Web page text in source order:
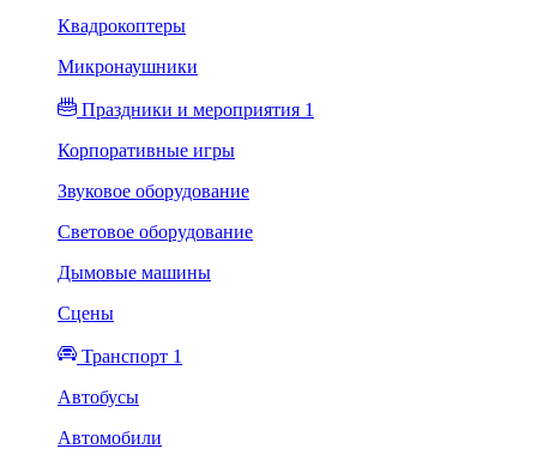
Квадрокоптеры
Микронаушники
Праздники и мероприятия 1
Корпоративные игры
Звуковое оборудование
Световое оборудование
Дымовые машины
Сцены
Транспорт 1
Автобусы
Автомобили